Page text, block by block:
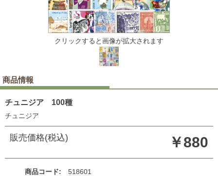
クリックすると画像が拡大されます
商品情報
チュニジア 100種
チュニジア
販売価格(税込) ￥880
商品コード 518601